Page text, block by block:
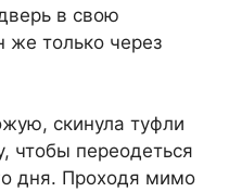
в свою
же только через
скинула туфли
чтобы переодеться
дня. Проходя мимо